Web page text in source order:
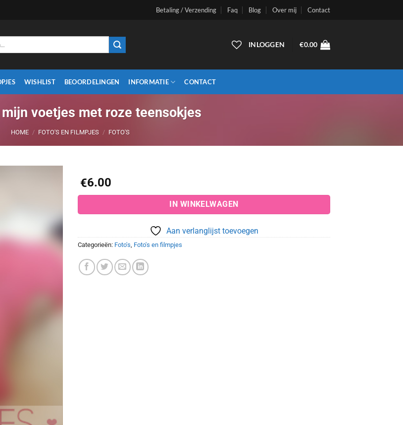
Betaling / Verzending Faq Blog Over mij Contact
INLOGGEN €0.00
WISHLIST BEOORDELINGEN INFORMATIE CONTACT
mijn voetjes met roze teensokjes
HOME / FOTO'S EN FILMPJES / FOTO'S
€6.00
IN WINKELWAGEN
Aan verlanglijst toevoegen
Categorieën: Foto's, Foto's en filmpjes